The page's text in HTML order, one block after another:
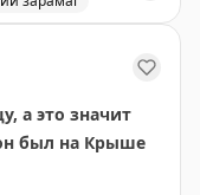
а это значит
был на Крыше